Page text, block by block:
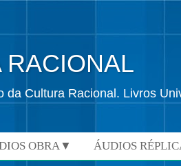
RACIONAL
da Cultura Racional. Livros
OBRA▼ ÁUDIOS